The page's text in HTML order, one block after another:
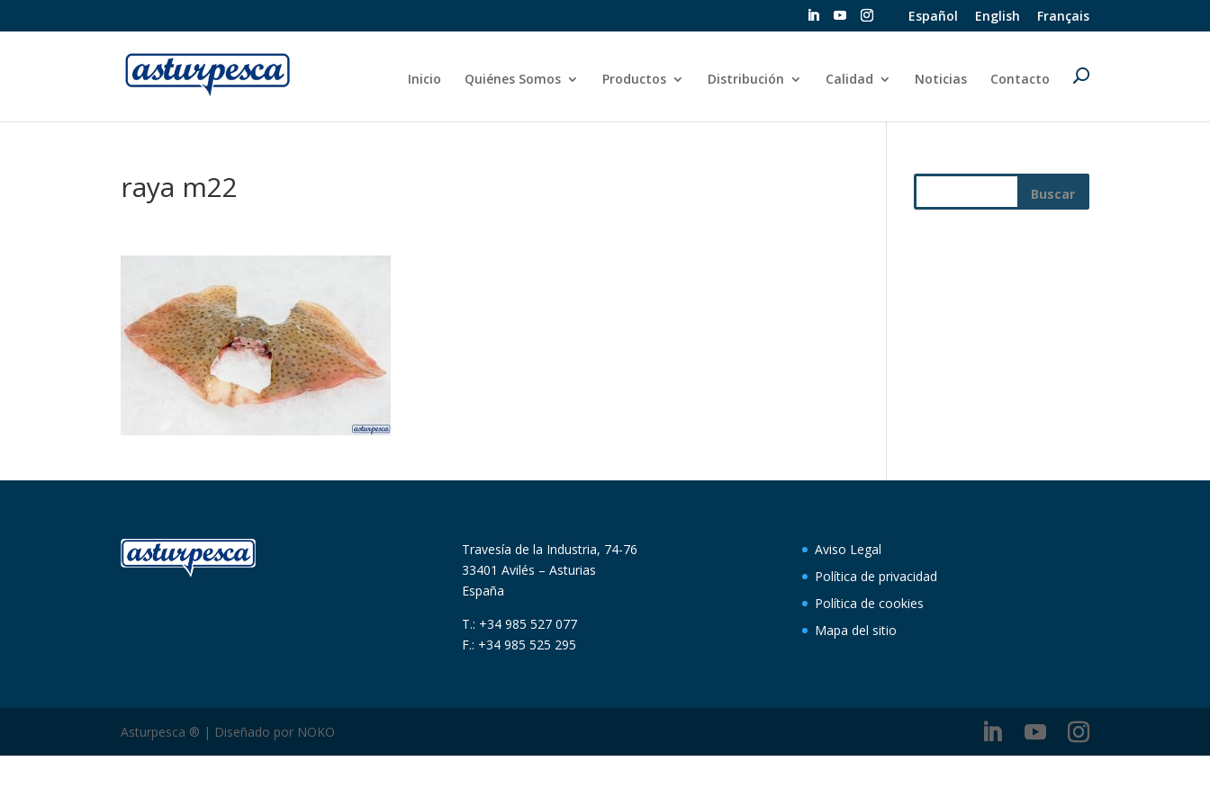
Español English Français
Inicio Quiénes Somos Productos Distribución Calidad Noticias Contacto
raya m22
Travesía de la Industria, 74-76
33401 Avilés – Asturias
España
T.: +34 985 527 077
F.: +34 985 525 295
Aviso Legal
Política de privacidad
Política de cookies
Mapa del sitio
Asturpesca ® | Diseñado por NOKO